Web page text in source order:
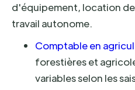
d'équipement, location
travail autonome.
Comptable en
forestières et
variables selon les